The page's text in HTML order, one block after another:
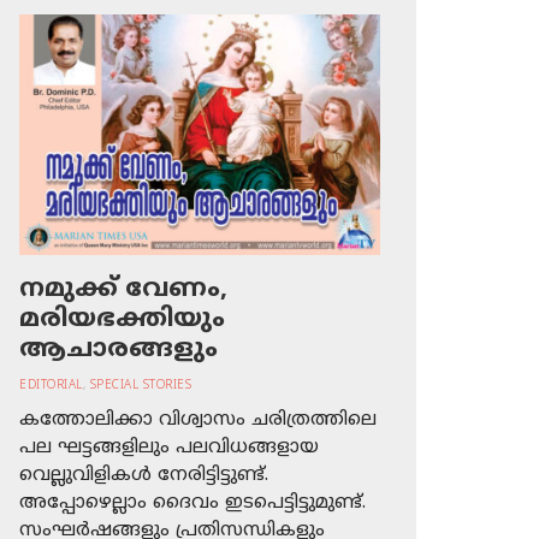
നമുക്ക് വേണം,
മരിയഭക്തിയും
ആചാരങ്ങളും
EDITORIAL, SPECIAL STORIES
കത്തോലിക്കാ വിശ്വാസം ചരിത്രത്തിലെ
പല ഘട്ടങ്ങളിലും പലവിധങ്ങളായ
വെല്ലുവിളികള്‍ നേരിട്ടിട്ടുണ്ട്.
അപ്പോഴെല്ലാം ദൈവം ഇടപെട്ടിട്ടുമുണ്ട്.
സംഘര്‍ഷങ്ങളും പ്രതിസന്ധികളും